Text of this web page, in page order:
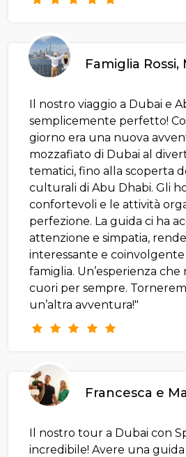
Famiglia Rossi,
Il nostro viaggio a Dubai e
semplicemente perfetto!
giorno era una nuova
mozzafiato di Dubai al
tematici, fino alla scoperta
culturali di Abu Dhabi. Gli
confortevoli e le attività
perfezione. La guida ci ha
attenzione e simpatia,
interessante e
famiglia. Un’esperienza
cuori per sempre.
un’altra avventura!"
Francesca e
Il nostro tour a Dubai con
incredibile! Avere una guida